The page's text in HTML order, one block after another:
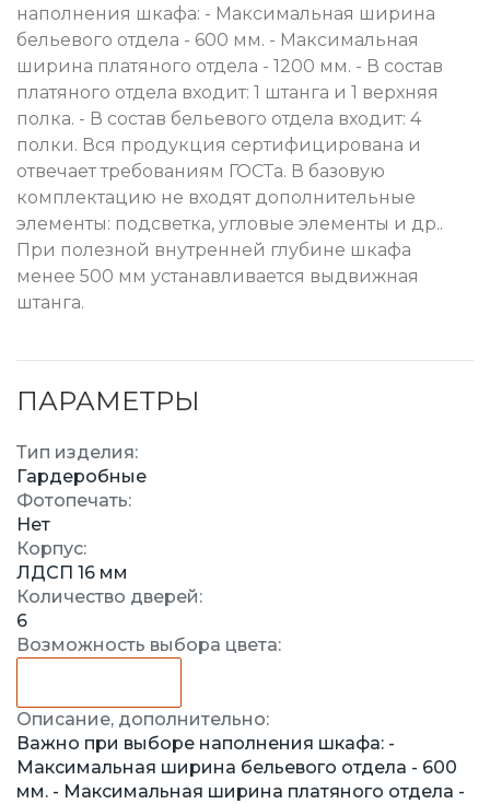
наполнения шкафа: - Максимальная ширина
бельевого отдела - 600 мм. - Максимальная
ширина платяного отдела - 1200 мм. - В состав
платяного отдела входит: 1 штанга и 1 верхняя
полка. - В состав бельевого отдела входит: 4
полки. Вся продукция сертифицирована и
отвечает требованиям ГОСТа. В базовую
комплектацию не входят дополнительные
элементы: подсветка, угловые элементы и др..
При полезной внутренней глубине шкафа
менее 500 мм устанавливается выдвижная
штанга.
ПАРАМЕТРЫ
Тип изделия:
Гардеробные
Фотопечать:
Нет
Корпус:
ЛДСП 16 мм
Количество дверей:
6
Возможность выбора цвета:
Описание, дополнительно:
Важно при выборе наполнения шкафа: -
Максимальная ширина бельевого отдела - 600
мм. - Максимальная ширина платяного отдела -